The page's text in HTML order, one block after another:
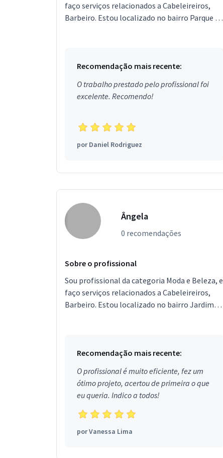
faço serviços relacionados a Cabeleireiros,
Barbeiro. Estou localizado no bairro Parque da
Recomendação mais recente:
O trabalho prestado pelo profissional foi
excelente. Recomendo!
porDaniel Rodriguez
Ângela
0 recomendações
Sobre o profissional
Sou profissional da categoria Moda e Beleza, e
faço serviços relacionados a Cabeleireiros,
Barbeiro. Estou localizado no bairro Jardim
Recomendação mais recente:
O profissional é muito eficiente, fez um
ótimo projeto, acertou de primeira o que
eu queria. Indico a todos!
porVanessa Lima